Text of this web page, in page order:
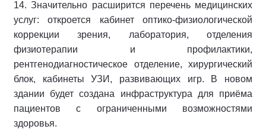
14. Значительно расширится перечень медицинских
услуг: откроется кабинет оптико-физиологической
коррекции зрения, лаборатория, отделения
физиотерапии и профилактики,
рентгенодиагностическое отделение, хирургический
блок, кабинеты УЗИ, развивающих игр. В новом
здании будет создана инфраструктура для приёма
пациентов с ограниченными возможностями
здоровья.